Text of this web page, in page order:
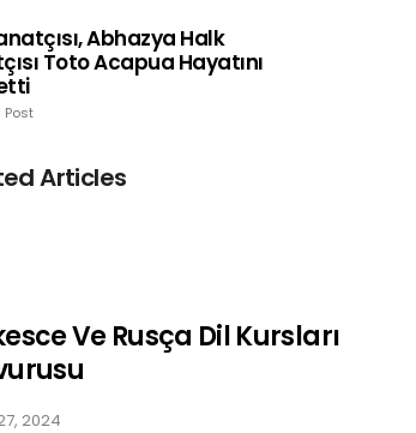
Abhazya Halk
Toto Acapua Hayatını
Post
Articles
Ve Rusça Dil Kursları
2024